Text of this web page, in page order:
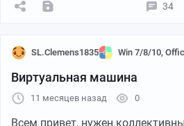
34
SL.Clemens1835 Win 7/8/10,
Виртуальная машина
11 месяцев назад 0
Всем привет, нужен